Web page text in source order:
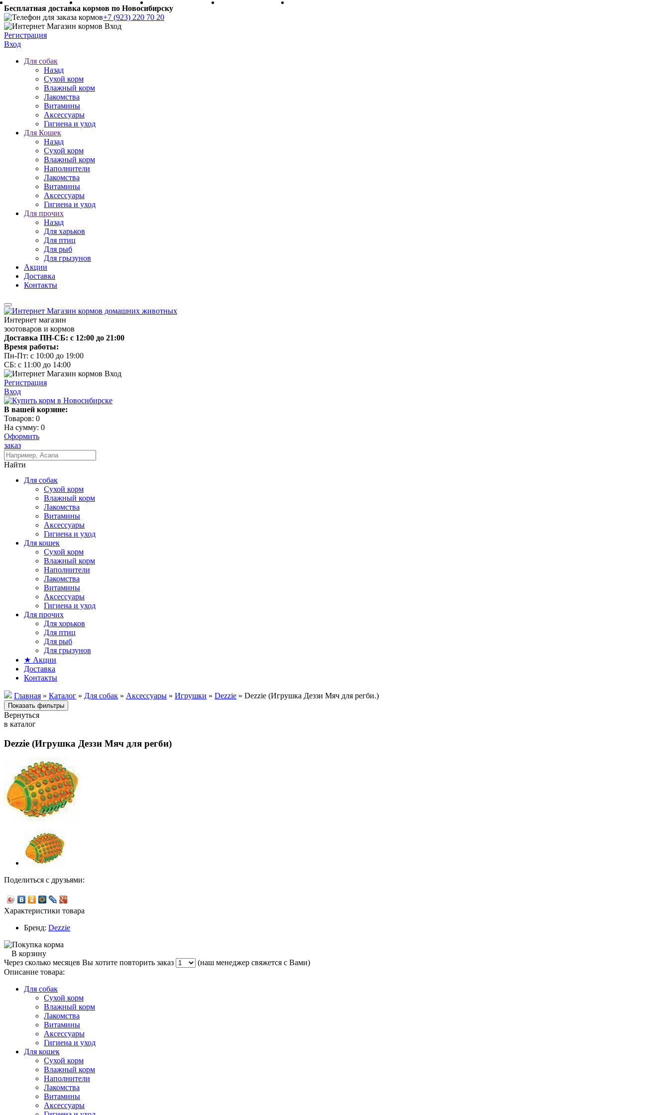
Бесплатная доставка кормов по Новосибирску
+7 (923) 220 70 20
Регистрация
Вход
Для собак
Назад
Сухой корм
Влажный корм
Лакомства
Витамины
Аксессуары
Гигиена и уход
Для Кошек
Назад
Сухой корм
Влажный корм
Наполнители
Лакомства
Витамины
Аксессуары
Гигиена и уход
Для прочих
Назад
Для харьков
Для птиц
Для рыб
Для грызунов
Акции
Доставка
Контакты
Интернет магазин
зоотоваров и кормов
Доставка ПН-СБ: с 12:00 до 21:00
Время работы:
Пн-Пт: с 10:00 до 19:00
СБ: с 11:00 до 14:00
Регистрация
Вход
В вашей корзине:
Товаров: 0
На сумму: 0
Оформить
заказ
Найти
Для собак
Сухой корм
Влажный корм
Лакомства
Витамины
Аксессуары
Гигиена и уход
Для кошек
Сухой корм
Влажный корм
Наполнители
Лакомства
Витамины
Аксессуары
Гигиена и уход
Для прочих
Для хорьков
Для птиц
Для рыб
Для грызунов
★ Акции
Доставка
Контакты
Главная » Каталог » Для собак » Аксессуары » Игрушки » Dezzie » Dezzie (Игрушка Деззи Мяч для регби.)
Вернуться
в каталог
Dezzie (Игрушка Деззи Мяч для регби)
Поделиться с друзьями:
Характеристики товара
Бренд: Dezzie
В корзину
Через сколько месяцев Вы хотите повторить заказ
(наш менеджер свяжется с Вами)
Описание товара:
Для собак
Сухой корм
Влажный корм
Лакомства
Витамины
Аксессуары
Гигиена и уход
Для кошек
Сухой корм
Влажный корм
Наполнители
Лакомства
Витамины
Аксессуары